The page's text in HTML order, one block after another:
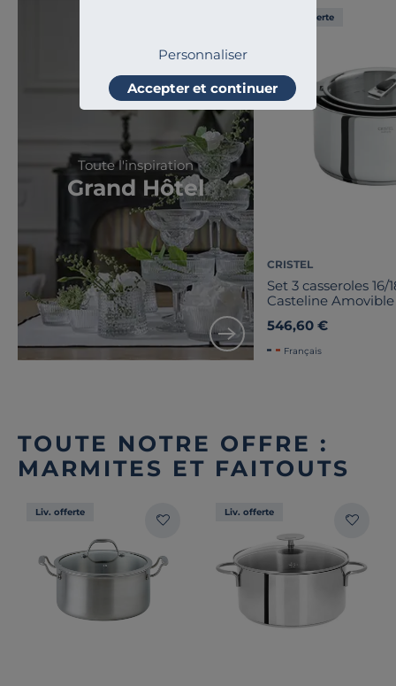
Personnaliser
Accepter et continuer
Toute l'inspiration
Grand Hôtel
Liv. offerte
CRISTEL
Set 3 casseroles 16/
Casteline
546,60 €
Français
TOUTE NOTRE OFFRE :
MARMITES ET FAITOUTS
Liv. offerte Liv. offerte